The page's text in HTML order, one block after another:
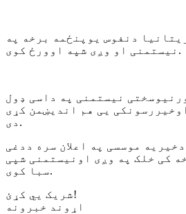
دنفوس یوپنځمه برخه په
نیستمنی او وږی شپه اوورځ کوی.
نیستمنی په داسی ډول
یی هم اندیښمن کړی
دی.
موسسی په اعلان سره ددغی
کی خلک په وږی اونیستمنی شپی
سبا کوی.
شریک یي کړئ!
اړوند خبرونه